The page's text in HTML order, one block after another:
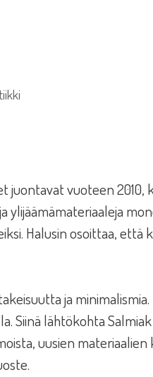
juontavat vuoteen
ylijäämämateriaaleja
Halusin osoittaa,
ja
Siinä lähtökohta
uusien